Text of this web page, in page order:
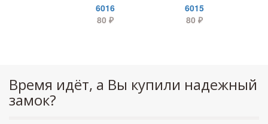
6016
80 ₽
6015
80₽
Время идёт, а Вы купили надежный
замок?